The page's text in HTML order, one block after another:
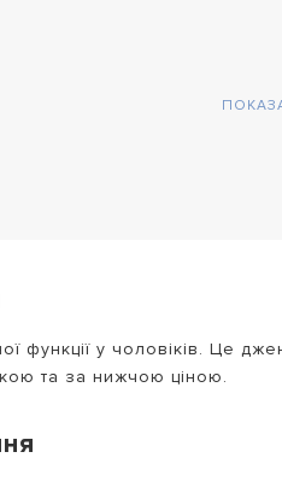
функції у чоловіків. Це
та за нижчою ціною.